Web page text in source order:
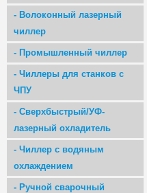
- Волоконный лазерный
чиллер
- Промышленный чиллер
- Чиллеры для станков с
ЧПУ
- Сверхбыстрый/УФ-
лазерный охладитель
- Чиллер с водяным
охлаждением
- Ручной сварочный